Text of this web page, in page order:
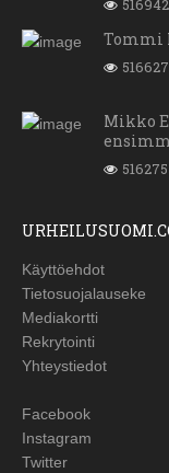
516942
Tommi
516627
Mikko
516275
Käyttöehdot
Tietosuojalauseke
Mediakortti
Rekrytointi
Yhteystiedot
Facebook
Instagram
Twitter